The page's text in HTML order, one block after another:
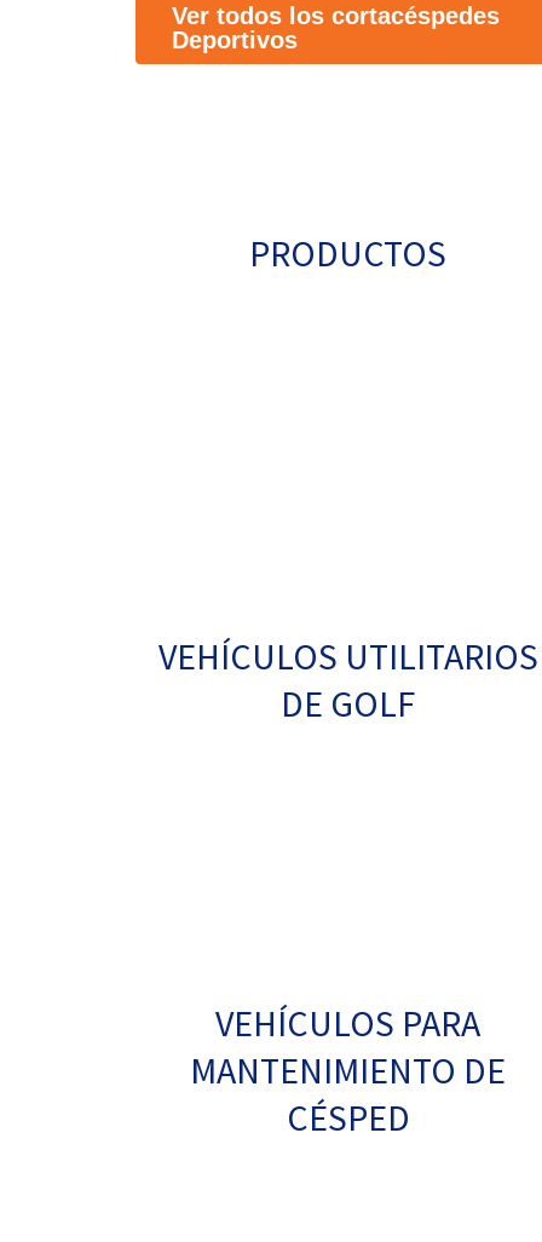
Ver todos los cortacéspedes
Deportivos
PRODUCTOS
VEHÍCULOS UTILITARIOS
DE GOLF
VEHÍCULOS PARA
MANTENIMIENTO DE
CÉSPED